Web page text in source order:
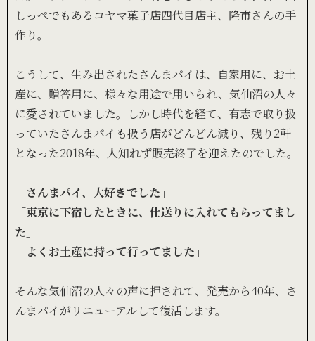
しっぺでもあるコヤマ菓子店四代目店主、隆市さんの手
作り。
こうして、生み出されたさんまパイは、自家用に、お土
産に、贈答用に、様々な用途で用いられ、気仙沼の人々
に愛されていました。しかし時代を経て、有志で取り扱
っていたさんまパイも扱う店がどんどん減り、残り2軒
となった2018年、人知れず販売終了を迎えたのでした。
「さんまパイ、大好きでした」
「東京に下宿したときに、仕送りに入れてもらってまし
た」
「よくお土産に持って行ってました」
そんな気仙沼の人々の声に押されて、発売から40年、さ
んまパイがリニューアルして復活します。